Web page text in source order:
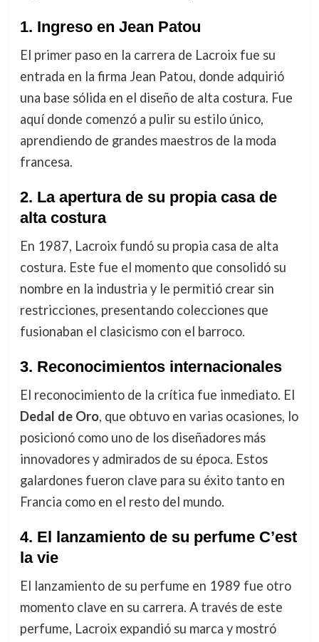
1. Ingreso en Jean Patou
El primer paso en la carrera de Lacroix fue su
entrada en la firma Jean Patou, donde adquirió
una base sólida en el diseño de alta costura. Fue
aquí donde comenzó a pulir su estilo único,
aprendiendo de grandes maestros de la moda
francesa.
2. La apertura de su propia casa de
alta costura
En 1987, Lacroix fundó su propia casa de alta
costura. Este fue el momento que consolidó su
nombre en la industria y le permitió crear sin
restricciones, presentando colecciones que
fusionaban el clasicismo con el barroco.
3. Reconocimientos internacionales
El reconocimiento de la crítica fue inmediato. El
Dedal de Oro, que obtuvo en varias ocasiones, lo
posicionó como uno de los diseñadores más
innovadores y admirados de su época. Estos
galardones fueron clave para su éxito tanto en
Francia como en el resto del mundo.
4. El lanzamiento de su perfume C’est
la vie
El lanzamiento de su perfume en 1989 fue otro
momento clave en su carrera. A través de este
perfume, Lacroix expandió su marca y mostró